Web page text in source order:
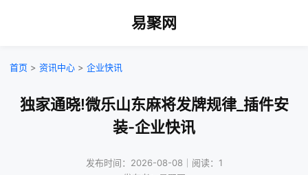
易聚网
首页 > 资讯中心 > 企业快讯
独家通晓!微乐山东麻将发牌规律_插件安
装-企业快讯
发布时间：2026-08-08｜阅读：1